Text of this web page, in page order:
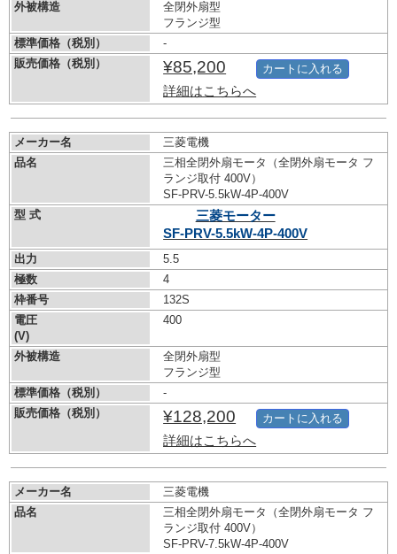
外被構造
全閉外扇型
フランジ型
標準価格（税別）
-
販売価格（税別）
¥85,200
詳細はこちらへ
カートに入れる
メーカー名
三菱電機
品名
三相全閉外扇モータ（全閉外扇モータ フ
ランジ取付 400V）
SF-PRV-5.5kW-4P-400V
型 式
三菱モーター
SF-PRV-5.5kW-4P-400V
出力
5.5
極数
4
枠番号
132S
電圧
(V)
400
外被構造
全閉外扇型
フランジ型
標準価格（税別）
-
販売価格（税別）
¥128,200
詳細はこちらへ
カートに入れる
メーカー名
三菱電機
品名
三相全閉外扇モータ（全閉外扇モータ フ
ランジ取付 400V）
SF-PRV-7.5kW-4P-400V